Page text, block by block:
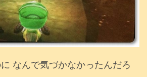
なんで気づかなかったんだろ